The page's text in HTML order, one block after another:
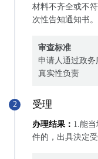
材料不齐全或不
次性告知通知书。
审查标准
申请人通过政
真实性负责
2 受理
办理结果： 1.能
件的，出具決定